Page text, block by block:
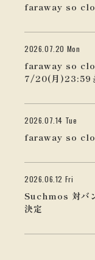
faraway so
2026.07.20 Mon
faraway so
7/20(月)23:59
2026.07.14 Tue
faraway so
2026.06.12 Fri
Suchmos 対バ
決定